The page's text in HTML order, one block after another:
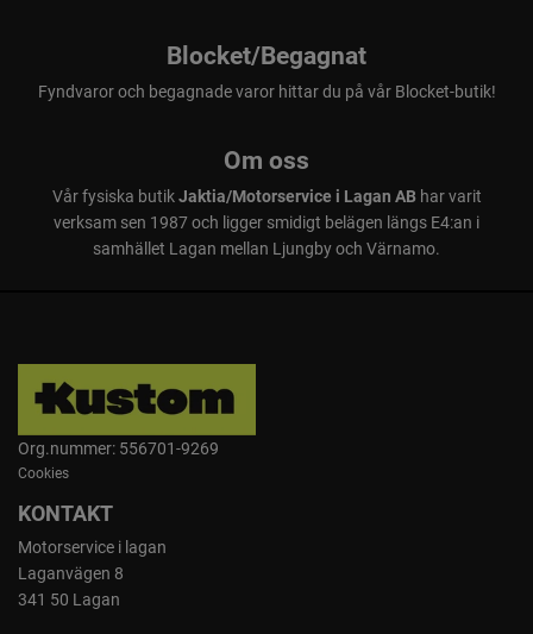
Blocket/Begagnat
Fyndvaror och begagnade varor hittar du på vår Blocket-butik!
Om oss
Vår fysiska butikJaktia/Motorservice i Lagan ABhar varit
verksam sen 1987 och ligger smidigt belägen längs E4:an i
samhället Lagan mellan Ljungby och Värnamo.
Org.nummer: 556701-9269
Cookies
KONTAKT
Motorservice i lagan
Laganvägen 8
341 50 Lagan